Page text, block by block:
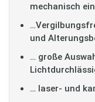
mechanisch
und
… große
… laser- und